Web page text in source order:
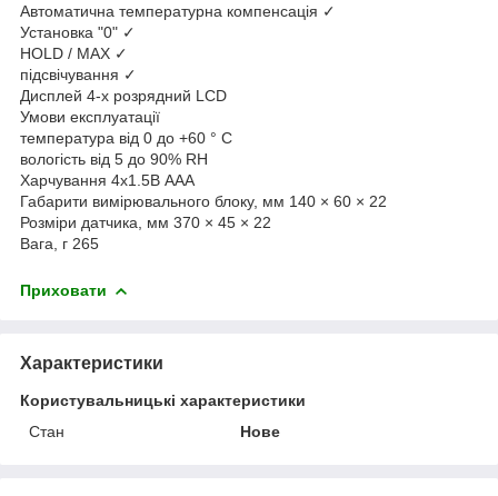
Автоматична температурна компенсація ✓
Установка "0" ✓
HOLD / MAX ✓
підсвічування ✓
Дисплей 4-х розрядний LCD
Умови експлуатації
температура від 0 до +60 ° C
вологість від 5 до 90% RH
Харчування 4x1.5В AAA
Габарити вимірювального блоку, мм 140 × 60 × 22
Розміри датчика, мм 370 × 45 × 22
Вага, г 265
Приховати
Характеристики
Користувальницькі характеристики
Стан
Нове